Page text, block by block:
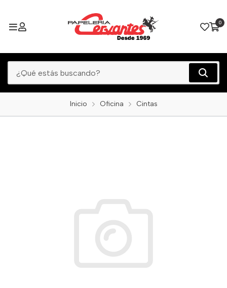
0
Inicio Oficina Cintas